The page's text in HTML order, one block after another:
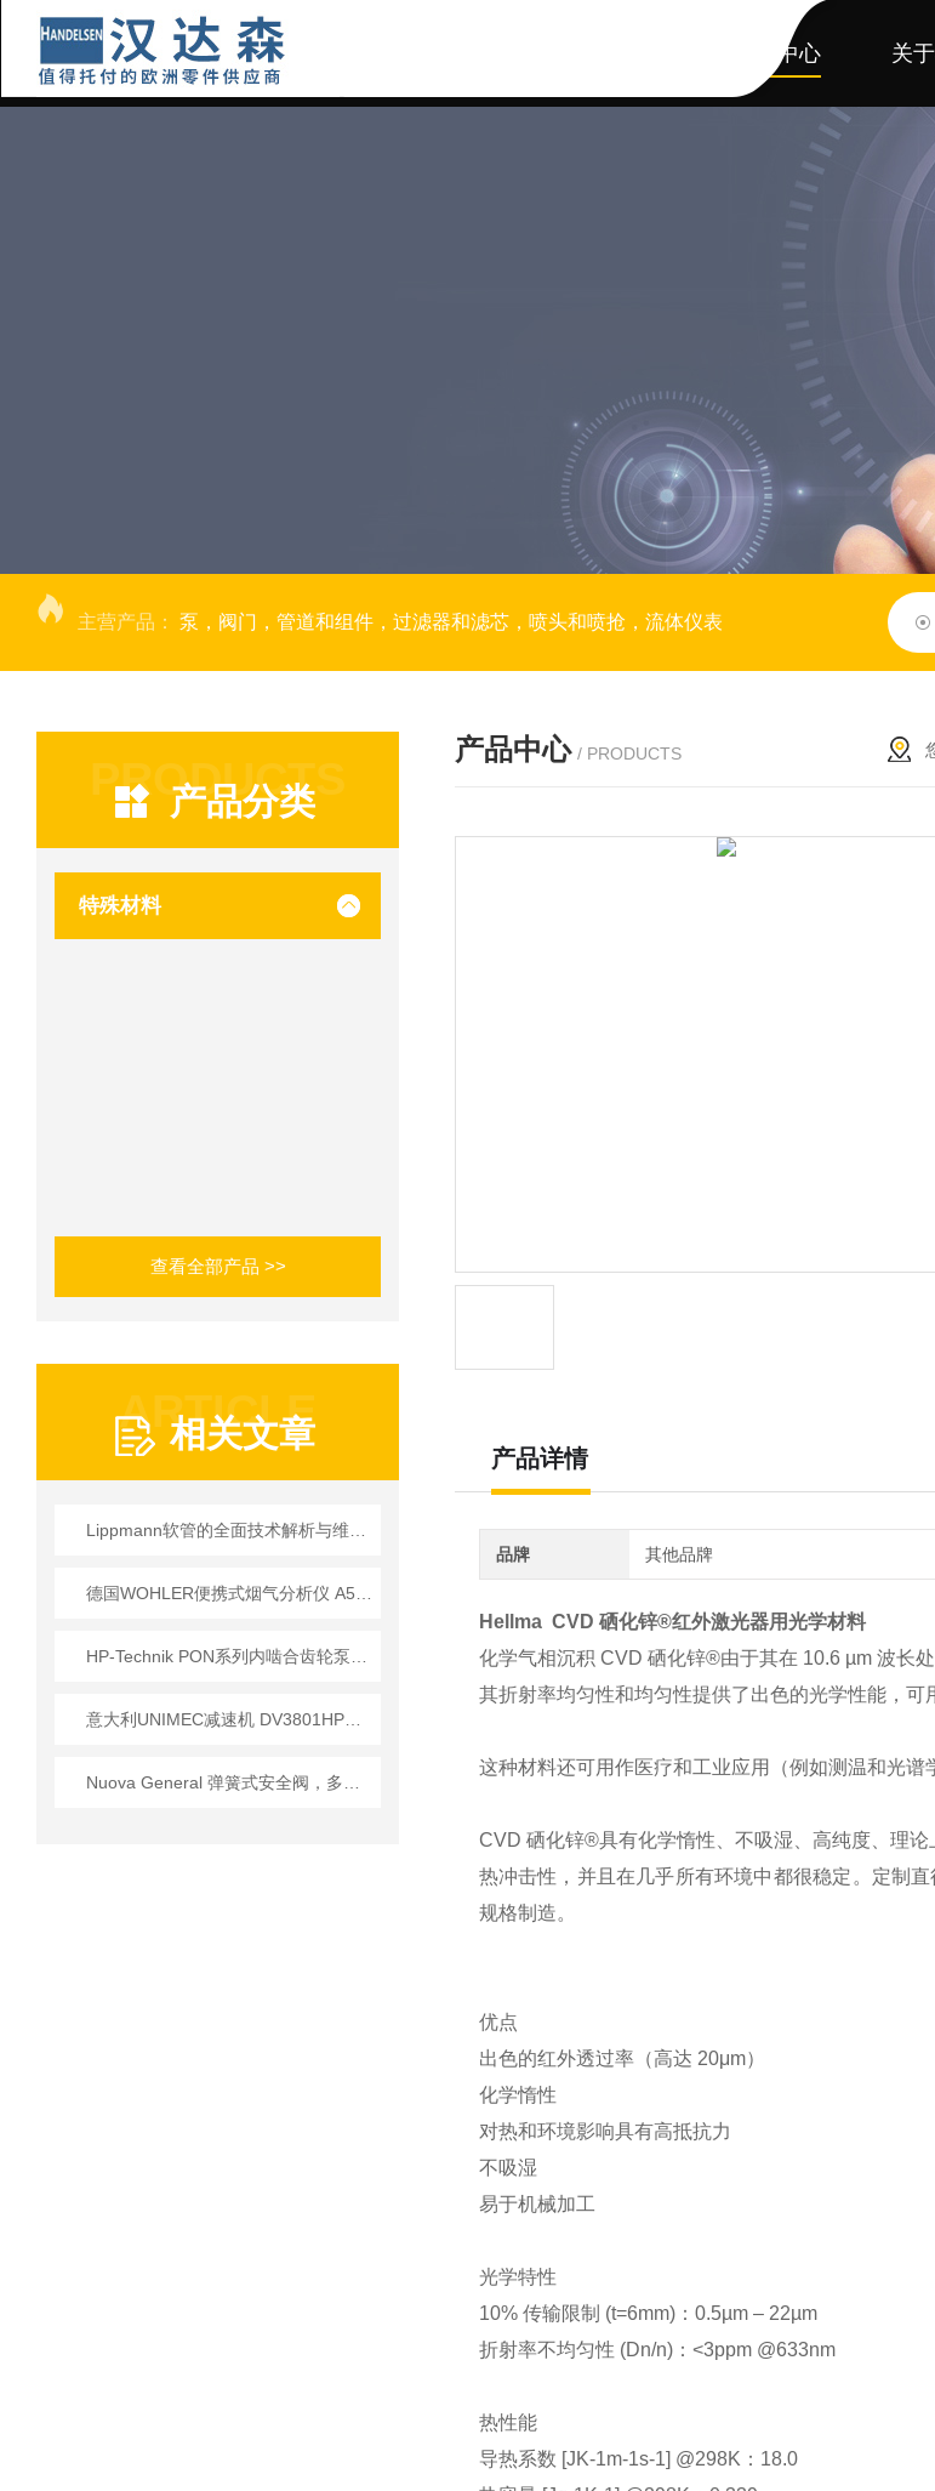
产品中心 关
主营产品： 泵，阀门，管道和组件，过滤器和滤芯，喷头和喷抢，流体仪表
PRODUCTS
产品分类
特殊材料
查看全部产品 >>
ARTICLE
相关文章
产品中心 / PRODUCTS
产品详情
品牌 其他品牌
Hellma CVD 硒化锌®红外激光器用光学材料
化学气相沉积 CVD 硒化锌®由于其在 10.6 µm 波长
其折射率均匀性和均匀性提供了出色的光学性能，可
这种材料还可用作医疗和工业应用（例如测温和光谱
CVD 硒化锌®具有化学惰性、不吸湿、高纯度、理
热冲击性，并且在几乎所有环境中都很稳定。定制
规格制造。
优点
出色的红外透过率（高达 20μm）
化学惰性
对热和环境影响具有高抵抗力
不吸湿
易于机械加工
光学特性
10% 传输限制 (t=6mm)：0.5µm – 22µm
折射率不均匀性 (Dn/n)：<3ppm @633nm
热性能
导热系数 [JK-1m-1s-1] @298K：18.0